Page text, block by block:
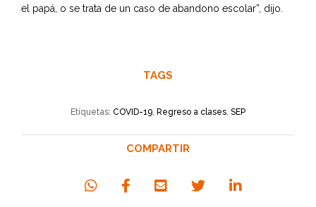
el papá, o se trata de un caso de abandono escolar”, dijo.
TAGS
Etiquetas: COVID-19 Regreso a clases SEP
COMPARTIR